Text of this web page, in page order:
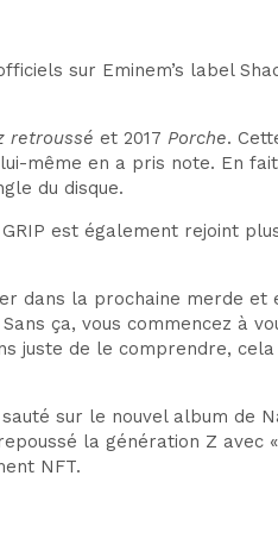
sur Eminem’s label
retroussé et 2017 Porche.
même en a pris note. En
du disque.
GRIP est également rejoint
dans la prochaine merde et
Sans ça, vous commencez à
juste de le comprendre,
sur le nouvel album de
la génération Z avec
NFT.